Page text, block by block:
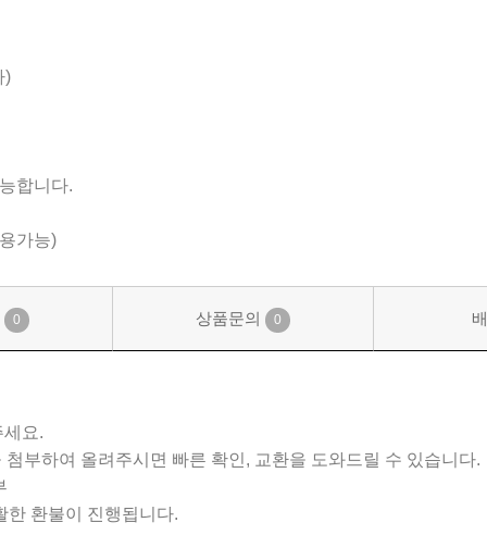
)
합니다.
가능)
0 상품문의 0
요.
부하여 올려주시면 빠른 확인, 교환을 도와드릴 수 있습니다.
한 환불이 진행됩니다.